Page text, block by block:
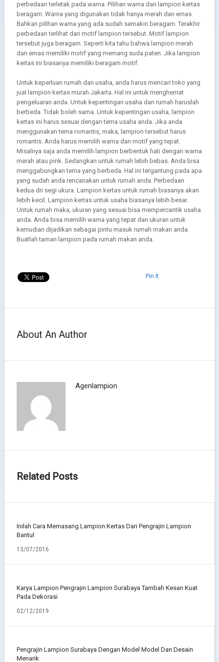
perbedaan terletak pada warna. Pilihan warna dari lampion kertas
beragam. Warna yang digunakan tidak hanya merah dan emas.
Bahkan pilihan warna yang ada sudah semakin beragam. Terakhir
perbedaan terlihat dari motif lampion tersebut. Motif lampion
tersebut juga beragam. Seperti kita tahu bahwa lampion merah
dan emas memiliki motif yang memang suda paten. Jika lampion
kertas ini biasanya memiliki beragam motif.
Untuk keperluan rumah dan usaha, anda harus mencari toko yang
jual lampion kertas murah Jakarta. Hal ini untuk menghemat
pengeluaran anda. Untuk kepentingan usaha dan rumah haruslah
berbeda. Tidak boleh sama. Untuk kepentingan usaha, lampion
kertas ini harus sesuai dengan tema usaha anda. Jika anda
menggunakan tema romantis, maka, lampion tersebut harus
romantis. Anda harus memilih warna dan motif yang tepat.
Misalnya saja anda memilih lampion berbentuk hati dengan warna
merah atau pink. Sedangkan untuk rumah lebih bebas. Anda bisa
menggabungkan tema yang berbeda. Hal ini tergantung pada apa
yang sudah anda rencanakan untuk rumah anda. Perbedaan
kedua dri segi ukura. Lampion kertas untuk rumah biasanya akan
lebih kecil. Lampion kertas untuk usaha biasanya lebih besar.
Untuk rumah maka, ukuran yang sesuai bisa mempercantik usaha
anda. Anda bisa memilih warna yang tepat dan ukuran untuk
kemudian dijadikan sebagai pintu masuk rumah makan anda.
Buatlah taman lampion pada rumah makan anda.
Pin It
About An Author
Agenlampion
Related Posts
Inilah Cara Memasang Lampion Kertas Dari Pengrajin Lampion
Bantul
13/07/2016
Karya Lampion Pengrajin Lampion Surabaya Tambah Kesan Kuat
Pada Dekorasi
02/12/2019
Pengrajin Lampion Surabaya Dengan Model Model Dan Desain
Menarik